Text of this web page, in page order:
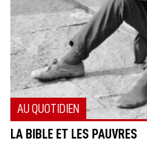
AU QUOTIDIEN
LA BIBLE ET LES PAUVRES